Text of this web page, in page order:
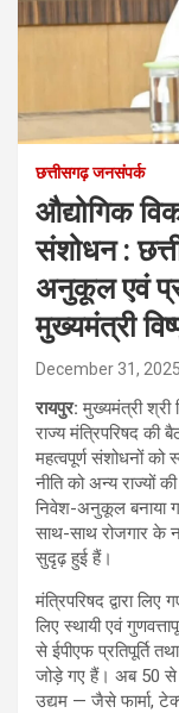
छत्तीसगढ़ जनसंपर्क
औद्योगिक
संशोधन :
अनुकूल एवं
मुख्यमंत्री
December 31, 2025
रायपुर:मुख्यमंत्री श्री
राज्य मंत्रिपरिषद की
महत्वपूर्ण संशोधनों को
नीति को अन्य राज्यों
निवेश-अनुकूल बनाया
साथ-साथ रोजगार के
सुदृढ़ हुई हैं।
मंत्रिपरिषद द्वारा
लिए स्थायी एवं
से ईपीएफ प्रतिपूर्ति
जोड़े गए हैं। अब 50 से
उद्यम — जैसे फार्मा,